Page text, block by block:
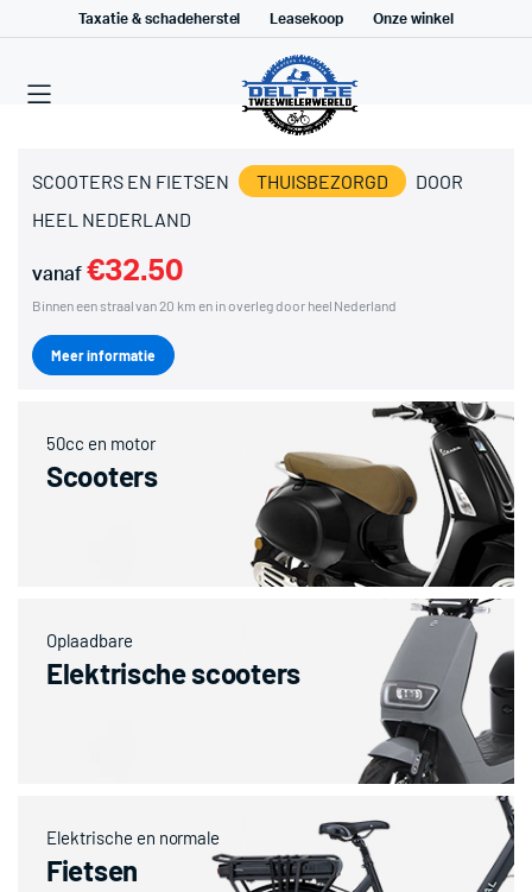
Taxatie & schadeherstel Leasekoop Onze winkel
SCOOTERS EN FIETSEN THUISBEZORGD
DOOR
HEEL NEDERLAND
vanaf €32.50
Binnen een straal van 20 km en in overleg door heel Nederland
Meer informatie
50cc en motor
Scooters
Oplaadbare
Elektrische scooters
Elektrische en normale
Fietsen